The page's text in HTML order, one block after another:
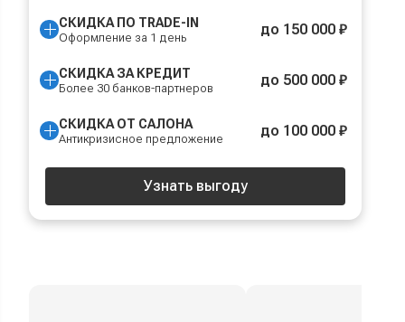
СКИДКА ПО TRADE-IN
Оформление за 1 день до 150 000 ₽
СКИДКА ЗА КРЕДИТ
Более 30 банков-партнеров до 500 000 ₽
СКИДКА ОТ САЛОНА
Антикризисное предложение до 100 000 ₽
Узнать выгоду